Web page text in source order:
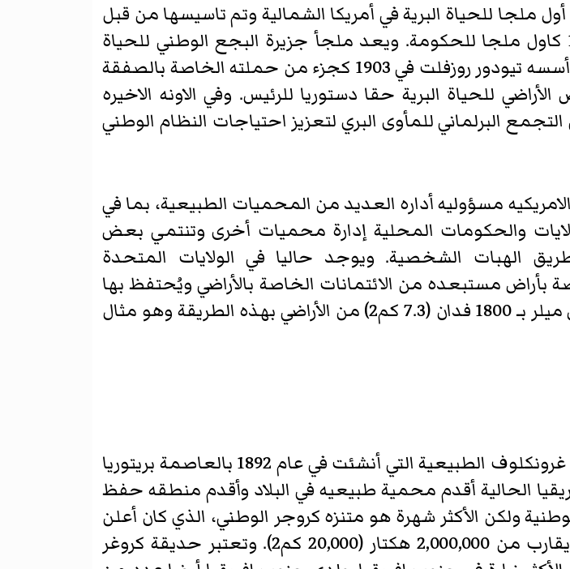
ملجا للحياة البرية في أمريكا الشمالية وتم تاسيسها من قبل
صامويل ميريت وسُنت في قانون ولاية كاليفورنيا في 1870 كاول ملجا للحكومة. ويعد ملجأ جزيرة البجع الوطني للحياة
البرية أول ملجأ مملوك اتحاديا في الولايات المتحدة وقد أسسه تيودور روزفلت في 1903 كجزء من حملته الخاصة بالصفقة
للحياة البرية حقا دستوريا للرئيس. وفي الاونه الاخيره
البرلماني للمأوى البري لتعزيز احتياجات النظام الوطني
الامريكيه مسؤوليه أداره العديد من المحميات الطبيعية، بما في
والحكومات المحلية إدارة محميات أخرى وتنتمي بعض
الهبات الشخصية. ويوجد حاليا في الولايات المتحدة
الخاصة بأراض مستبعده من الائتمانات الخاصة بالأراضي ويُحتفظ بها
على حساب المالك وحده. وقد تبرع الدكتور ريتشارد لويس ميلر بـ 1800 فدان (7.3 كم2) من الأراضي بهذه الطريقة وهو مثال
تشتهر جنوب افريقيا باحتياطياتها الكثيرة. وتعتبر محمية غرونكلوف الطبيعية التي أنشئت في عام 1892 بالعاصمة بريتوريا
الحالية أقدم محمية طبيعيه في البلاد وأقدم منطقه حفظ
ولكن الأكثر شهرة هو متنزه كروجر الوطني، الذي كان أعلن
عنه في عام 1898 وهي أكبر حديقة وطنية أكبرتغطي ما يقارب من 2,000,000 هكتار (20,000 كم2). وتعتبر حديقة كروغر